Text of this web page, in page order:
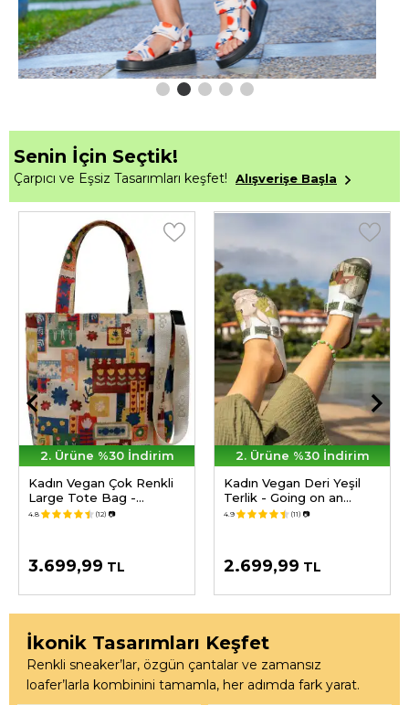
Senin İçin Seçtik!
Çarpıcı ve Eşsiz Tasarımları keşfet! Alışverişe Başla
2. Ürüne %30 İndirim
Kadın Vegan Çok Renkli
Large Tote Bag -
Anatolian Patterns
4.8 (12) 📷
3.699,99 TL
2. Ürüne %30 İndirim
Kadın Vegan Deri Yeşil
Terlik - Going on an
Adventure Tasarım
4.9 (11) 📷
2.699,99 TL
İkonik Tasarımları Keşfet
Renkli sneaker’lar, özgün çantalar ve zamansız
loafer’larla kombinini tamamla, her adımda fark yarat.